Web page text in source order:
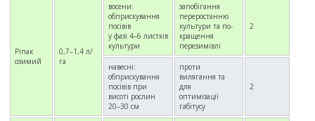
Ріпак
озимий
0,7–1,4 л/
га
восени:
обприскування
посівів
у фазі 4–6 листків
культури
запобігання
переростанню
культури та по-
кращення
перезимівлі
2
навесні:
обприскування
посівів при
висоті рослин
20–30 см
проти
вилягання та
для
оптимізації
габітусу
2